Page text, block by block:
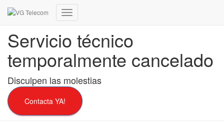
Cambiar
de
navegación
Servicio técnico
temporalmente cancelado
Disculpen las molestias
Contacta YA!